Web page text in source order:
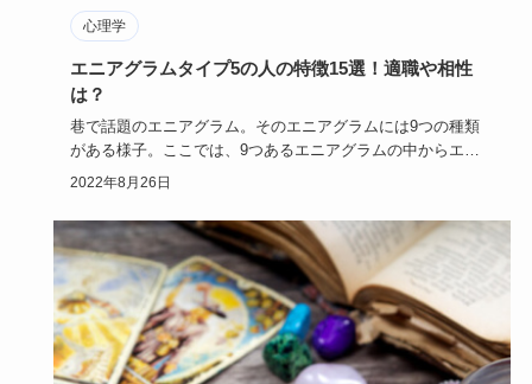
心理学
エニアグラムタイプ5の人の特徴15選！適職や相性
は？
巷で話題のエニアグラム。そのエニアグラムには9つの種類
がある様子。ここでは、9つあるエニアグラムの中からエニ
アグラムタイプ…
2022年8月26日